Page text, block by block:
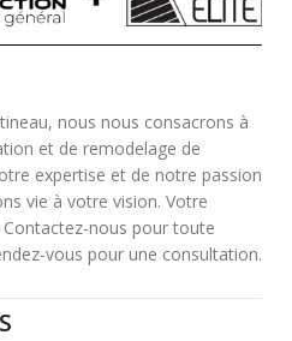
nous nous consacrons à
et de remodelage de
expertise et de notre passion
vie à votre vision. Votre
nous pour toute
vous pour une consultation.